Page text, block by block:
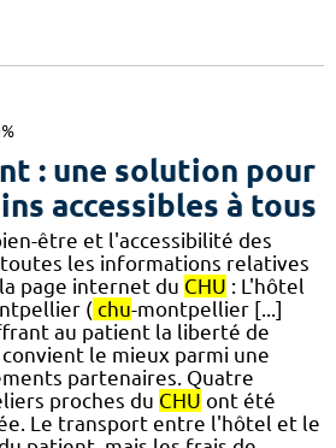
: une solution pour
accessibles à tous
être et l'accessibilité des
les informations relatives
page internet du CHU : L'hôtel
( chu-montpellier [...]
au patient la liberté de
le mieux parmi une
partenaires. Quatre
proches du CHU ont été
Le transport entre l'hôtel et le